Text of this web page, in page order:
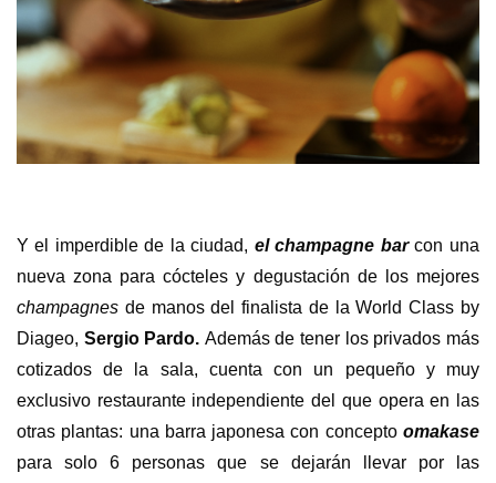
Y el imperdible de la ciudad, el champagne barcon una
nueva zona para cócteles y degustación de los mejores
champagnes de manos del finalista de la World Class by
Diageo, Sergio Pardo. Además de tener los privados más
cotizados de la sala, cuenta con un pequeño y muy
exclusivo restaurante independiente del que opera en las
otras plantas: una barra japonesa con concepto omakase
para solo 6 personas que se dejarán llevar por las